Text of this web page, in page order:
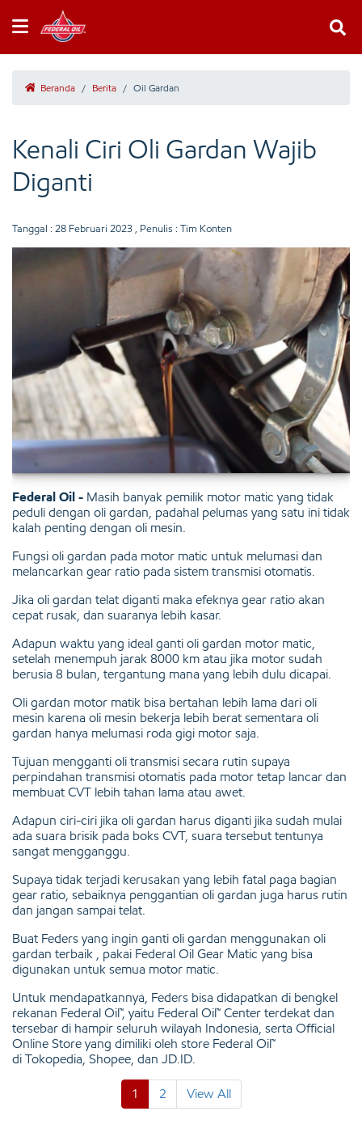
Beranda / Berita / Oil Gardan
Kenali Ciri Oli Gardan Wajib
Diganti
Tanggal : 28 Februari 2023 , Penulis : Tim Konten
Federal Oil - Masih banyak pemilik motor matic yang tidak
peduli dengan oli gardan, padahal pelumas yang satu ini tidak
kalah penting dengan oli mesin.
Fungsi oli gardan pada motor matic untuk melumasi dan
melancarkan gear ratio pada sistem transmisi otomatis.
Jika oli gardan telat diganti maka efeknya gear ratio akan
cepat rusak, dan suaranya lebih kasar.
Adapun waktu yang ideal ganti oli gardan motor matic,
setelah menempuh jarak 8000 km atau jika motor sudah
berusia 8 bulan, tergantung mana yang lebih dulu dicapai.
Oli gardan motor matik bisa bertahan lebih lama dari oli
mesin karena oli mesin bekerja lebih berat sementara oli
gardan hanya melumasi roda gigi motor saja.
Tujuan mengganti oli transmisi secara rutin supaya
perpindahan transmisi otomatis pada motor tetap lancar dan
membuat CVT lebih tahan lama atau awet.
Adapun ciri-ciri jika oli gardan harus diganti jika sudah mulai
ada suara brisik pada boks CVT, suara tersebut tentunya
sangat mengganggu.
Supaya tidak terjadi kerusakan yang lebih fatal paga bagian
gear ratio, sebaiknya penggantian oli gardan juga harus rutin
dan jangan sampai telat.
Buat Feders yang ingin ganti oli gardan menggunakan oli
gardan terbaik , pakai Federal Oil Gear Matic yang bisa
digunakan untuk semua motor matic.
Untuk mendapatkannya, Feders bisa didapatkan di bengkel
rekanan Federal Oil™, yaitu Federal Oil™ Center terdekat dan
tersebar di hampir seluruh wilayah Indonesia, serta Official
Online Store yang dimiliki oleh store Federal Oil™
di Tokopedia, Shopee, dan JD.ID
1 2 View All